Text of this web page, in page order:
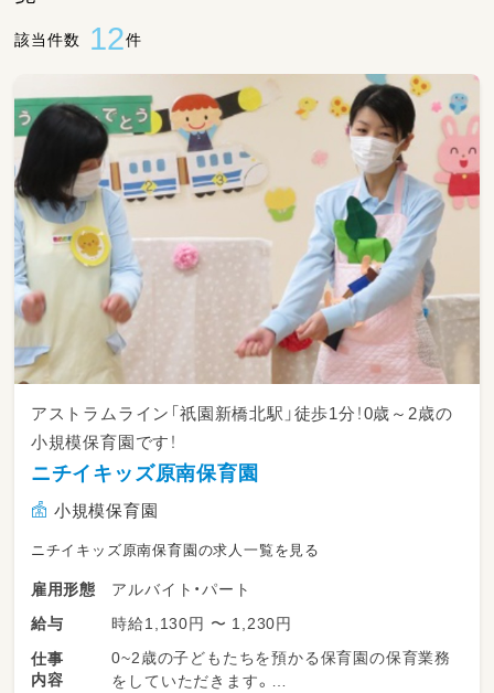
該当件数 12件
アストラムライン「祇園新橋北駅」徒歩1分！0歳～2歳の
小規模保育園です！
ニチイキッズ原南保育園
小規模保育園
ニチイキッズ原南保育園の求人一覧を見る
雇用形態
アルバイト・パート
給与
時給1,130円 〜 1,230円
仕事
内容
0~2歳の子どもたちを預かる保育園の保育業務
をしていただきます。